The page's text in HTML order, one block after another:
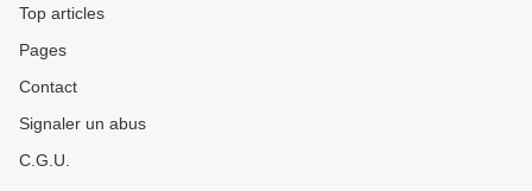
Top articles
Pages
Contact
Signaler un abus
C.G.U.